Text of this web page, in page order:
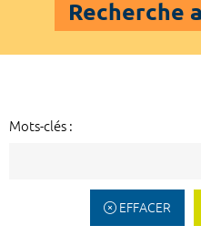
Recherche
Mots-clés :
EFFACER